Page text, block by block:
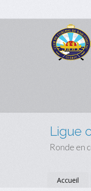
Ligue
Ronde en
Accueil